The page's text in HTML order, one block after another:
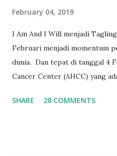
February 04, 2019
I Am And I Will menjadi
Februari menjadi momentum
dunia. Dan tepat di tanggal 4
Cancer Center (AHCC) yang
Astie Young. Acara ini menjadi
SHARE 28 COMMENTS